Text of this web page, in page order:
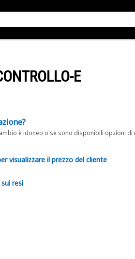
E
è idoneo o se sono disponibili opzioni di
visualizzare il prezzo del cliente
resi